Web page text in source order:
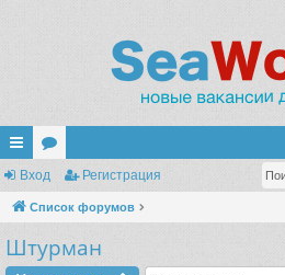
с
ы
лк
ор
ум
ы
Вход Регистрация
Список форумов
Штурман